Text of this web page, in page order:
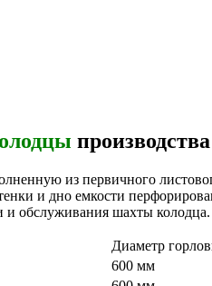
из первичного
и дно емкости
и обслуживания шахты колодца.
Диаметр
600 мм